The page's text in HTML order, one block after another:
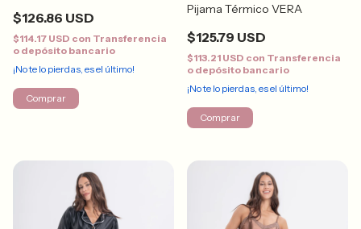
$126.86 USD
$114.17 USD con Transferencia
o depósito bancario
¡No te lo pierdas, es el último!
Comprar
Pijama Térmico VERA
$125.79 USD
$113.21 USD con Transferencia
o depósito bancario
¡No te lo pierdas, es el último!
Comprar